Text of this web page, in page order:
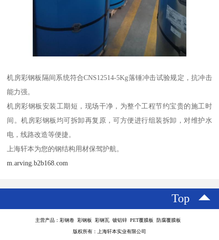
机房彩钢板隔间系统符合CNS12514-5Kg落锤冲击试验规定，抗冲击
能力强。
机房彩钢板安装工期短，现场干净，为整个工程节约宝贵的施工时
间。机房彩钢板均可拆卸再复原，可方便进行组装拆卸，对维护水
电，线路改造等便捷。
上海轩本为您的钢结构用材保驾护航。
m.arving.b2b168.com
Top
主营产品：彩钢卷 彩钢板 彩钢瓦 镀铝锌 PET覆膜板 防腐覆膜板
版权所有：上海轩本实业有限公司